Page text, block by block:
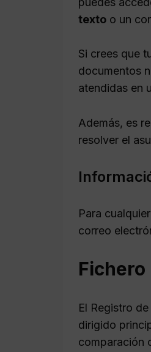
texto o un
Si crees que
documentos
atendidas en
Además, es
resolver el
Para
correo
El Registro
dirigido
comparación